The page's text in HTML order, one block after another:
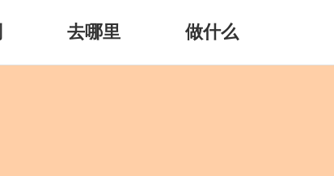
去哪里 做什么